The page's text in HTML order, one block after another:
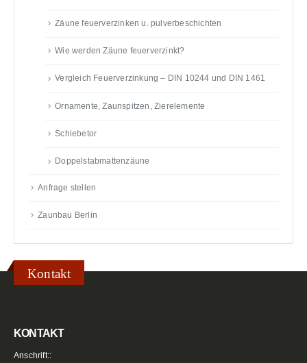
Zäune feuerverzinken u. pulverbeschichten
Wie werden Zäune feuerverzinkt?
Vergleich Feuerverzinkung – DIN 10244 und DIN 1461
Ornamente, Zaunspitzen, Zierelemente
Schiebetor
Doppelstabmattenzäune
Anfrage stellen
Zaunbau Berlin
Kontakt
KONTAKT
Anschrift::